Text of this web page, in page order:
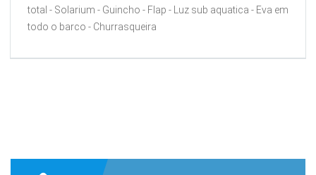
total - Solarium - Guincho - Flap - Luz sub aquatica - Eva em
todo o barco - Churrasqueira